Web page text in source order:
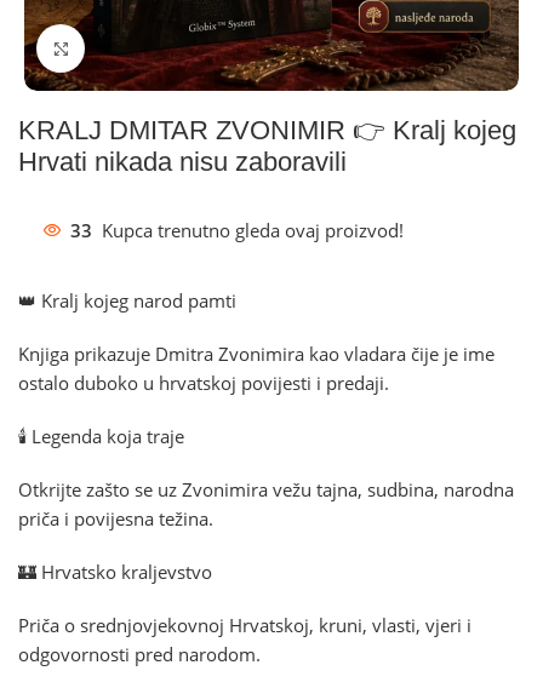
Klikni za povećanje
KRALJ DMITAR ZVONIMIR 👉 Kralj kojeg
Hrvati nikada nisu zaboravili
33 Kupca trenutno gleda ovaj proizvod!
👑 Kralj kojeg narod pamti
Knjiga prikazuje Dmitra Zvonimira kao vladara čije je ime
ostalo duboko u hrvatskoj povijesti i predaji.
🕯️ Legenda koja traje
Otkrijte zašto se uz Zvonimira vežu tajna, sudbina, narodna
priča i povijesna težina.
🏰 Hrvatsko kraljevstvo
Priča o srednjovjekovnoj Hrvatskoj, kruni, vlasti, vjeri i
odgovornosti pred narodom.